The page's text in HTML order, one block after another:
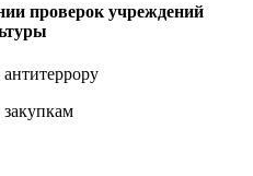
проверок учреждений